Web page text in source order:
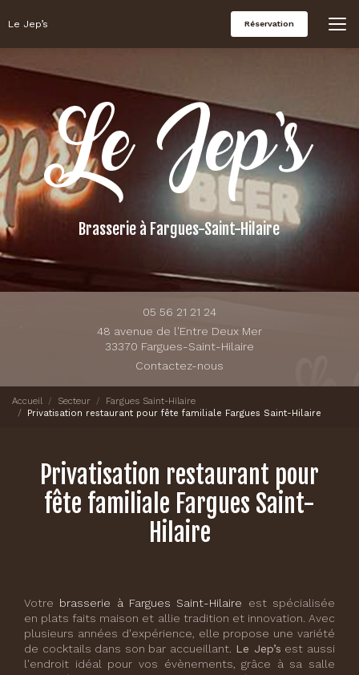
auLe Jep’s Réservation
Brasserie à Fargues-Saint-Hilaire
05 56 21 21 24
48 avenue de l'Entre Deux Mer
33370 Fargues-Saint-Hilaire
Contactez-nous
Accueil Secteur
Fargues Saint-Hilaire
Privatisation restaurant pour fête familiale Fargues Saint-Hilaire
Privatisation restaurant pour
fête familiale Fargues Saint-
Hilaire
Votre brasserie à Fargues Saint-Hilaire est spécialisée
en plats faits maison et allie tradition et innovation. Avec
plusieurs années d'expérience, elle propose une variété
de cocktails dans son bar accueillant.
Le Jep’s est aussi
l'endroit idéal pour vos évènements, grâce à sa salle